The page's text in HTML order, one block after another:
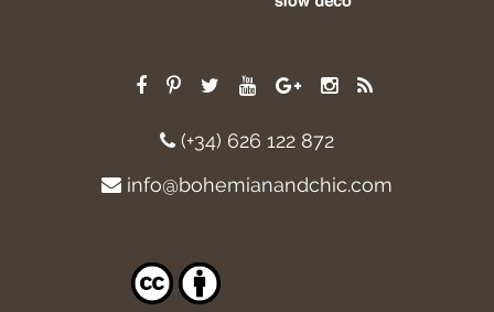
(+34) 626 122 872
info@bohemianandchic.com